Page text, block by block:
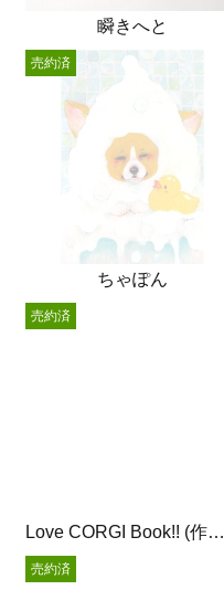
瞬きへと
ちゃぽん
売約済
Love CORGI Book!! (作品集)
売約済
売約済